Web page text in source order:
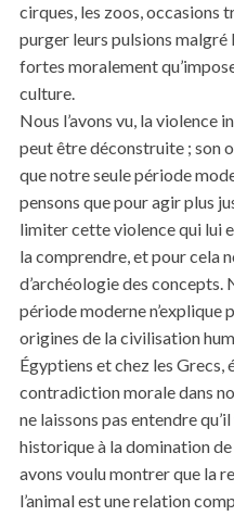
cirques, les zoos, occasions
purger leurs pulsions
fortes moralement
culture.
Nous l’avons vu, la violence
peut être déconstruite ; son
que notre seule période
pensons que pour agir plus
limiter cette violence qui lui
la comprendre, et pour cela
d’archéologie des concepts.
période moderne n’explique
origines de la civilisation
Égyptiens et chez les
contradiction morale dans
ne laissons pas entendre
historique à la domination de
avons voulu montrer que la
l’animal est une relation